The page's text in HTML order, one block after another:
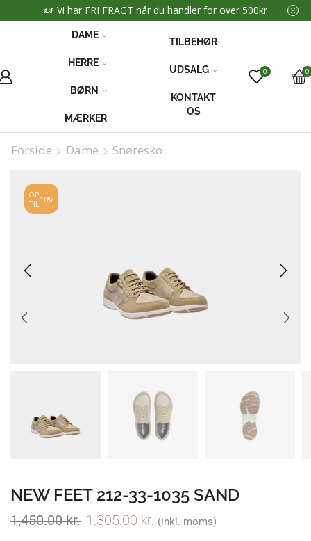
Vi har FRI FRAGT når du handler for over 500kr
DAME
HERRE
BØRN
MÆRKER
TILBEHØR
UDSALG
KONTAKT
OS
0 0
Forside Dame Snøresko
OP
TIL10%
NEW FEET 212-33-1035 SAND
1,450.00kr. 1,305.00 kr. (inkl. moms)